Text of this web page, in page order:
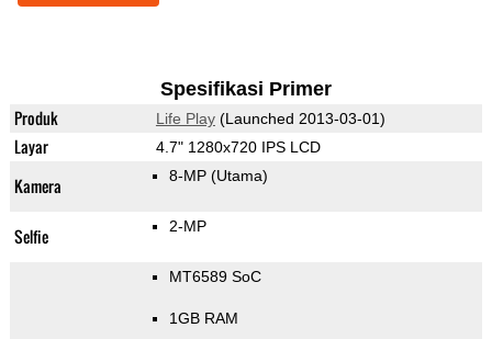
Spesifikasi Primer
Produk Life Play(Launched 2013-03-01)
Layar 4.7" 1280x720 IPS LCD
Kamera 8-MP (Utama)
Selfie 2-MP
MT6589 SoC
1GB RAM